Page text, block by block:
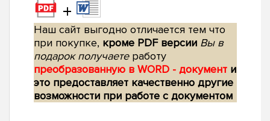
+
Наш сайт выгодно отличается тем что
при покупке, кроме PDF версии Вы в
подарок получаетеработу
преобразованную в WORD - документ и
это предоставляет качественно другие
возможности при работе с документом